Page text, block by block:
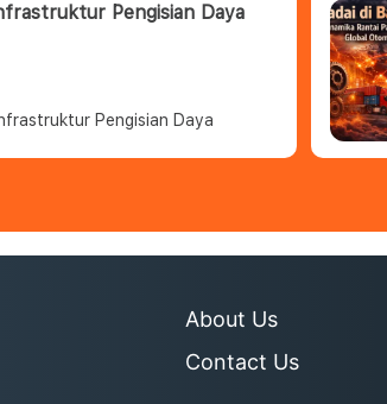
Pengisian Daya
Pengisian Daya
About Us
Contact Us